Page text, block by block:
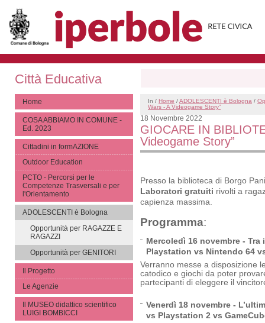
Città Educativa
Home
COSA ABBIAMO IN COMUNE -
Ed. 2023
Cittadini in formAZIONE
Outdoor Education
PCTO - Percorsi per le
Competenze Trasversali e per
l'Orientamento
ADOLESCENTI è Bologna
Opportunità per RAGAZZE E
RAGAZZI
Opportunità per GENITORI
Il Progetto
Le Agenzie
Il MUSEO didattico scientifico
LUIGI BOMBICCI
In / Home /ADOLESCENTI è Bologna /
Wars - A Videogame Story”
18 Novembre 2022
GIOCARE IN
Videogame Story”
Presso la biblioteca di Borgo
Laboratori gratuiti rivolti a
capienza massima.
Programma:
Mercoledì 16 novembre -
Playstation vs Nintendo 64
Verranno messe a disposizione
catodico e giochi da poter
partecipanti di eleggere il
Venerdì 18 novembre -
vs Playstation 2 vs